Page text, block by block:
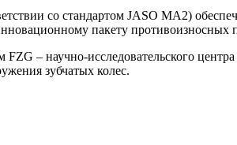
со стандартом JASO MA2)
пакету противоизносных
– научно-исследовательского
зубчатых колес.